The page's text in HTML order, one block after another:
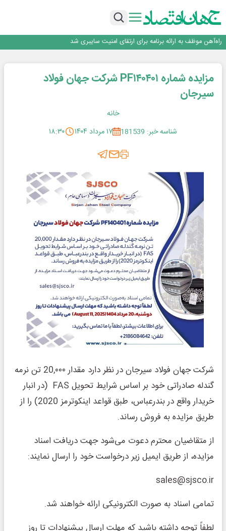
اینوتکس امسال با مدل جدید برگزار می‌شود
راه‌آهن موظف به ارائه برنامه برای ارتقای امنیت سایبری شد
یک اشتباه کلاد، تمام اطلاعات کاربر را به باد داد
اینوتکس امسال با مدل جدید برگزار می‌شودمزایده شماره PF۱۴۰۴۰۱ شرکت جهان فولاد
سیرجان
خانه
شناسه خبر: 181539
۱۷ مرداد ۱۴۰۴ ۱۸:۳۰
شرکت جهان فولاد سیرجان در نظر دارد مقدار 20,۰۰۰ تن نرمه
گندله صادراتی خود بر اساس شرایط تحویل FAS (در انبار
خریدار واقع در بندرعباس، طبق قواعد اینکوترمز 2020) را از
طریق مزایده به فروش رساند.
از متقاضیان محترم دعوت می‌شود جهت دریافت اسناد
مزایده، از طریق ایمیل‌ زیر درخواست خود را ارسال نمایند:
sales@sjsco.ir
تمامی اسناد به‌ صورت الکترونیکی ارائه خواهند شد.
لطفاً توجه داشته باشید که مهلت ارسال پیشنهادات تا روز